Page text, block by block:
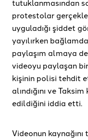
tutuklanmasından
protestolar
uyguladığı şiddet
yayılırken
paylaşım almaya
videoyu paylaşan
kişinin polisi tehdit
alındığını ve
edildiğini iddia etti.
Videonun